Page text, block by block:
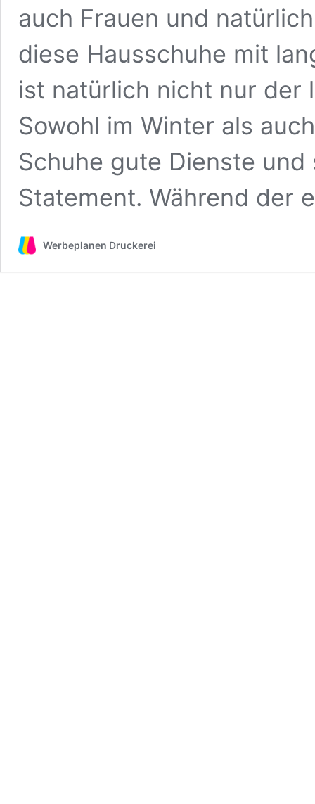
auch Frauen und
diese Hausschuhe mit
ist natürlich nicht nur der
Sowohl im Winter als
Schuhe gute Dienste
Statement. Während der
Werbeplanen Druckerei